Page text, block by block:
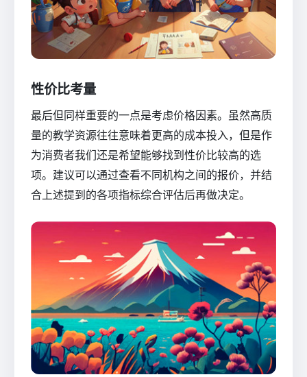
性价比考量
最后但同样重要的一点是考虑价格因素。虽然高质
量的教学资源往往意味着更高的成本投入，但是作
为消费者我们还是希望能够找到性价比较高的选
项。建议可以通过查看不同机构之间的报价，并结
合上述提到的各项指标综合评估后再做决定。